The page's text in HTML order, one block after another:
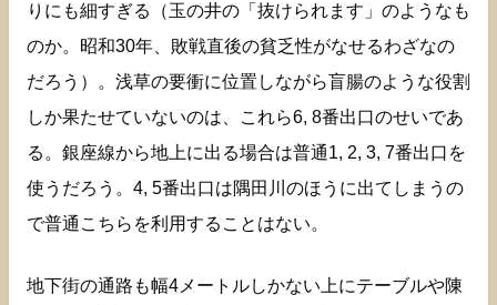
りにも細すぎる（玉の井の「抜けられます」のようなも
のか。昭和30年、敗戦直後の貧乏性がなせるわざなの
だろう）。浅草の要衝に位置しながら盲腸のような役割
しか果たせていないのは、これら6, 8番出口のせいであ
る。銀座線から地上に出る場合は普通1, 2, 3, 7番出口を
使うだろう。4, 5番出口は隅田川のほうに出てしまうの
で普通こちらを利用することはない。
地下街の通路も幅4メートルしかない上にテーブルや陳